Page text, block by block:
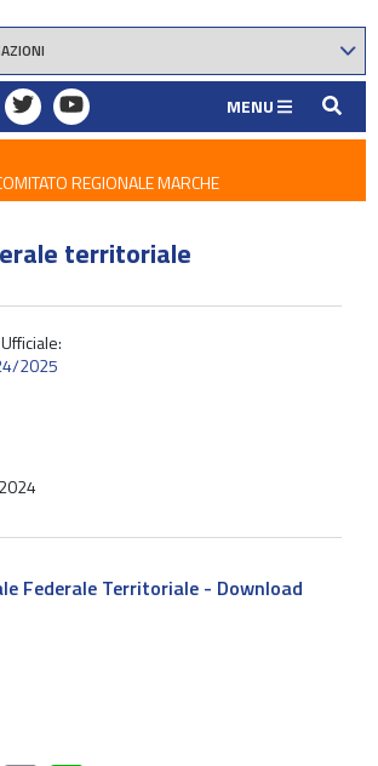
MENU
REGIONALE MARCHE
territoriale
2025
Federale Territoriale - Download